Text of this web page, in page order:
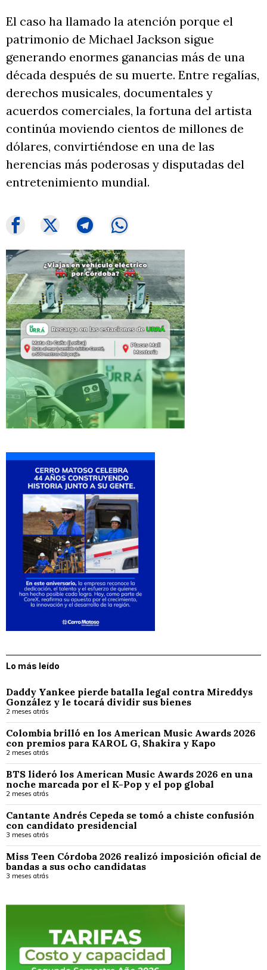
El caso ha llamado la atención porque el
patrimonio de Michael Jackson sigue
generando enormes ganancias más de una
década después de su muerte. Entre regalías,
derechos musicales, documentales y
acuerdos comerciales, la fortuna del artista
continúa moviendo cientos de millones de
dólares, convirtiéndose en una de las
herencias más poderosas y disputadas del
entretenimiento mundial.
Lo más leído
Daddy Yankee pierde batalla legal contra Mireddys
González y le tocará dividir sus bienes
2 meses atrás
Colombia brilló en los American Music Awards 2026
con premios para KAROL G, Shakira y Kapo
2 meses atrás
BTS lideró los American Music Awards 2026 en una
noche marcada por el K-Pop y el pop global
2 meses atrás
Cantante Andrés Cepeda se tomó a chiste confusión
con candidato presidencial
3 meses atrás
Miss Teen Córdoba 2026 realizó imposición oficial de
bandas a sus ocho candidatas
3 meses atrás